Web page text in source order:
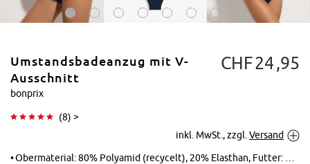
Vergrößern
Umstandsbadeanzug mit V-
Ausschnitt
bonprix
(8) >
CHF24 95
inkl. MwSt., zzgl. Versand
Obermaterial: 80% Polyamid (recycelt), 20% Elasthan, Futter: 100% Polyester